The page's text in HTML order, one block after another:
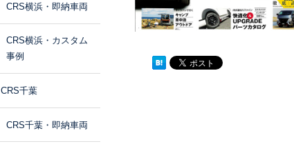
CRS横浜・即納車両
CRS横浜・カスタム
事例
CRS千葉
CRS千葉・即納車両